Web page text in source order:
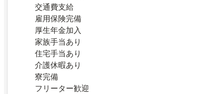
交通費支給
雇用保険完備
厚生年金加入
家族手当あり
住宅手当あり
介護休暇あり
寮完備
フリーター歓迎